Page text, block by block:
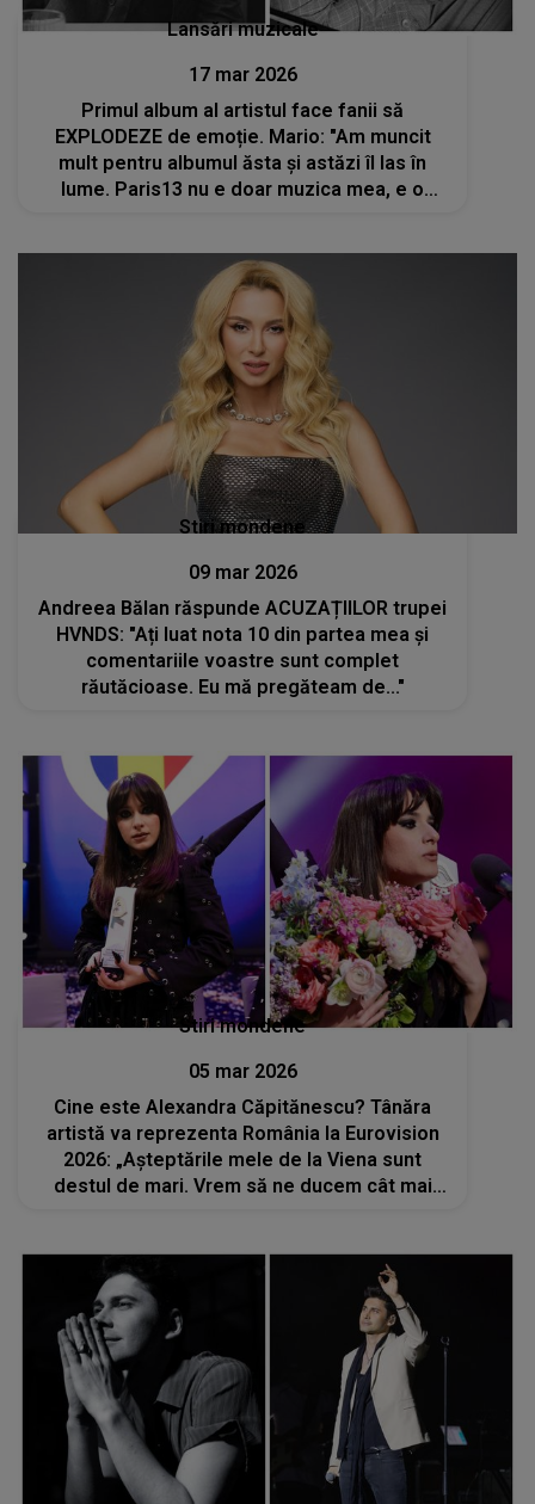
Lansări muzicale
17 mar 2026
Primul album al artistul face fanii să
EXPLODEZE de emoție. Mario: "Am muncit
mult pentru albumul ăsta și astăzi îl las în
lume. Paris13 nu e doar muzica mea, e o
Stiri mondene
09 mar 2026
Andreea Bălan răspunde ACUZAȚIILOR trupei
HVNDS: "Ați luat nota 10 din partea mea și
comentariile voastre sunt complet
răutăcioase. Eu mă pregăteam de..."
Stiri mondene
05 mar 2026
Cine este Alexandra Căpitănescu? Tânăra
artistă va reprezenta România la Eurovision
2026: „Așteptările mele de la Viena sunt
destul de mari. Vrem să ne ducem cât mai